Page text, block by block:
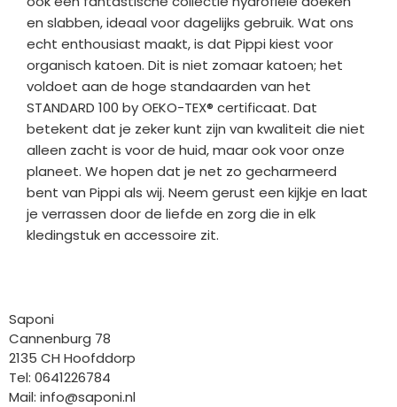
en slabben, ideaal voor dagelijks gebruik. Wat ons
echt enthousiast maakt, is dat Pippi kiest voor
organisch katoen. Dit is niet zomaar katoen; het
voldoet aan de hoge standaarden van het
STANDARD 100 by OEKO-TEX® certificaat. Dat
betekent dat je zeker kunt zijn van kwaliteit die niet
alleen zacht is voor de huid, maar ook voor onze
planeet. We hopen dat je net zo gecharmeerd
bent van Pippi als wij. Neem gerust een kijkje en laat
je verrassen door de liefde en zorg die in elk
kledingstuk en accessoire zit.
Saponi
Cannenburg 78
2135 CH Hoofddorp
Tel: 0641226784
Mail: info@saponi.nl